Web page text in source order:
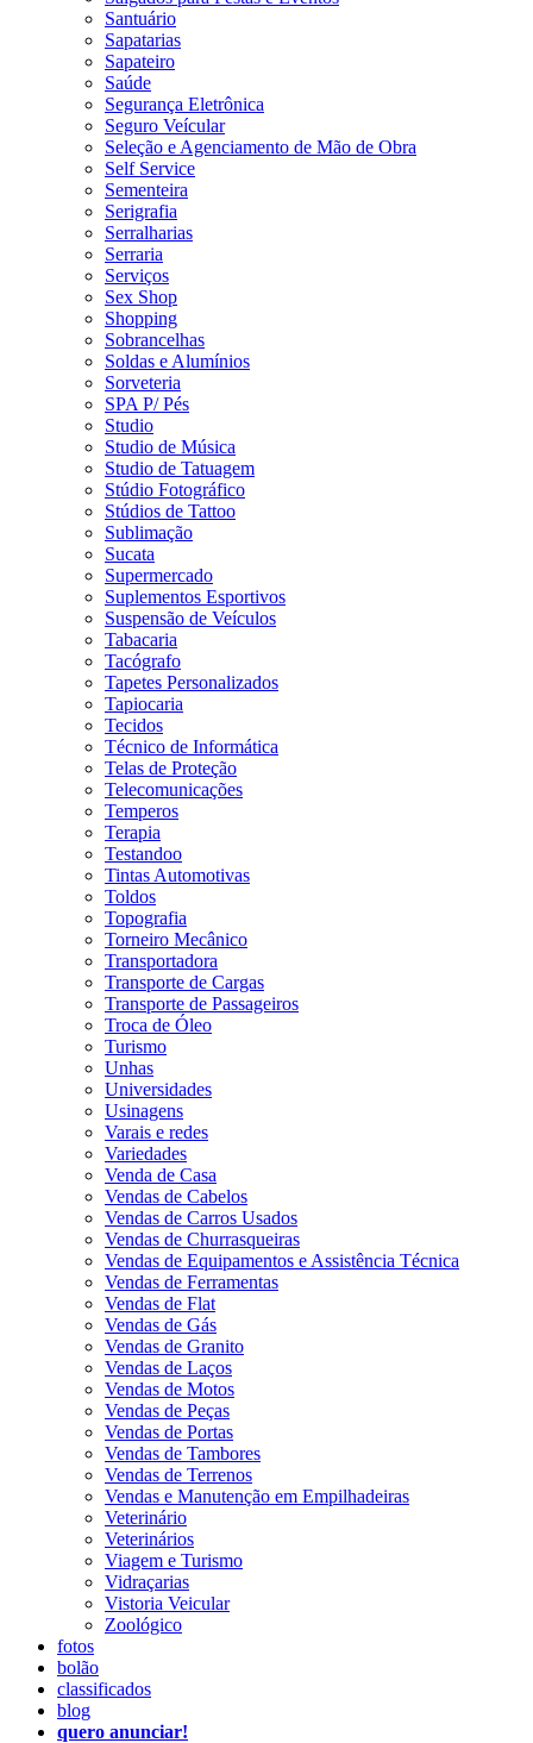
Santuário
Sapatarias
Sapateiro
Saúde
Segurança Eletrônica
Seguro Veícular
Seleção e Agenciamento de Mão de Obra
Self Service
Sementeira
Serigrafia
Serralharias
Serraria
Serviços
Sex Shop
Shopping
Sobrancelhas
Soldas e Alumínios
Sorveteria
SPA P/ Pés
Studio
Studio de Música
Studio de Tatuagem
Stúdio Fotográfico
Stúdios de Tattoo
Sublimação
Sucata
Supermercado
Suplementos Esportivos
Suspensão de Veículos
Tabacaria
Tacógrafo
Tapetes Personalizados
Tapiocaria
Tecidos
Técnico de Informática
Telas de Proteção
Telecomunicações
Temperos
Terapia
Testandoo
Tintas Automotivas
Toldos
Topografia
Torneiro Mecânico
Transportadora
Transporte de Cargas
Transporte de Passageiros
Troca de Óleo
Turismo
Unhas
Universidades
Usinagens
Varais e redes
Variedades
Venda de Casa
Vendas de Cabelos
Vendas de Carros Usados
Vendas de Churrasqueiras
Vendas de Equipamentos e Assistência Técnica
Vendas de Ferramentas
Vendas de Flat
Vendas de Gás
Vendas de Granito
Vendas de Laços
Vendas de Motos
Vendas de Peças
Vendas de Portas
Vendas de Tambores
Vendas de Terrenos
Vendas e Manutenção em Empilhadeiras
Veterinário
Veterinários
Viagem e Turismo
Vidraçarias
Vistoria Veicular
Zoológico
fotos
bolão
classificados
blog
quero anunciar!